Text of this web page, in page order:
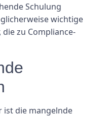
Schulung
wichtige
die zu Compliance-
ist die mangelnde